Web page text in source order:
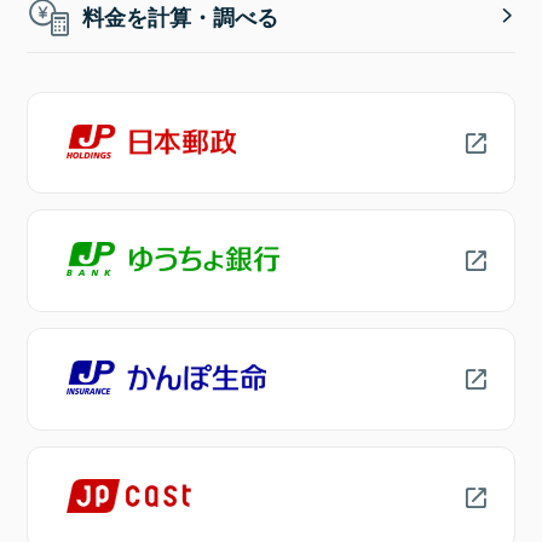
料金を計算・調べる